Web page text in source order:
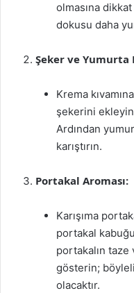
olmasına
dokusu daha
Şeker ve Yumurta
Krema
şekerini ekleyin
Ardından
karıştırın.
Portakal Aroması:
Karışıma
portakal
portakalın taze
gösterin;
olacaktır.